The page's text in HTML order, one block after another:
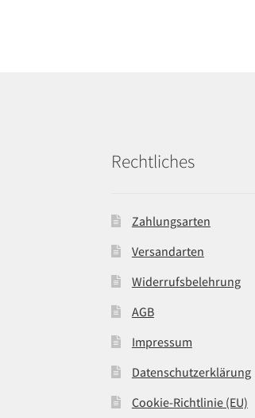
Rechtliches
Zahlungsarten
Versandarten
Widerrufsbelehrung
AGB
Impressum
Datenschutzerklärung
Cookie-Richtlinie (EU)